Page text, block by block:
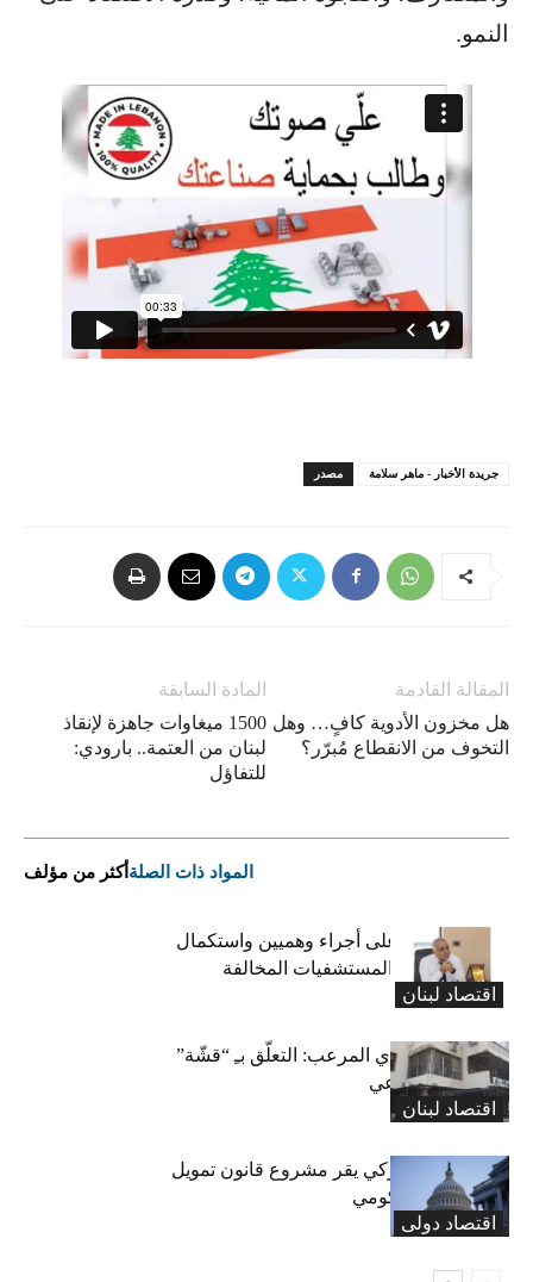
النمو.
مصدر جريدة الأخبار - ماهر سلامة
المادة السابقة
1500 ميغاوات جاهزة لإنقاذ
لبنان من العتمة.. بارودي:
للتفاؤل
المقالة القادمة
هل مخزون الأدوية كافٍ… وهل
التخوف من الانقطاع مُبرّر؟
المواد ذات الصلة أكثر من مؤلف
اقتصاد لبنان
كركي: الادّعاء على أجراء وهميين واستكمال
الإجراءات بحق المستشفيات المخالفة
اقتصاد لبنان
المعاش التقاعدي المرعب: التعلّق بـِ “قشّة”
الضمان الاجتماعي
اقتصاد دولی
«الشيوخ» الأميركي يقر مشروع قانون تمويل
لتجنب إغلاق حكومي